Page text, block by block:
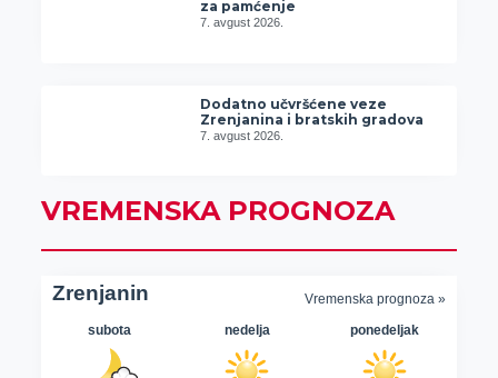
za pamćenje
7. avgust 2026.
Dodatno učvršćene veze
Zrenjanina i bratskih gradova
7. avgust 2026.
VREMENSKA PROGNOZA